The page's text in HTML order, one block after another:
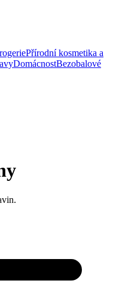
Přírodní kosmetika a
DomácnostBezobalové